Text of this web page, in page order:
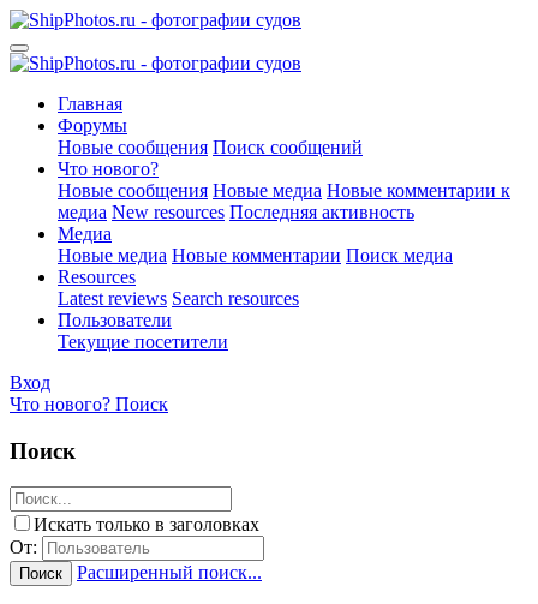
Главная
Форумы
Новые сообщения Поиск сообщений
Что нового?
Новые сообщения Новые медиа Новые комментарии к
медиа New resources Последняя активность
Медиа
Новые медиа Новые комментарии Поиск медиа
Resources
Latest reviews Search resources
Пользователи
Текущие посетители
Вход
Что нового? Поиск
Поиск
Искать только в заголовках
От:
Поиск Расширенный поиск...